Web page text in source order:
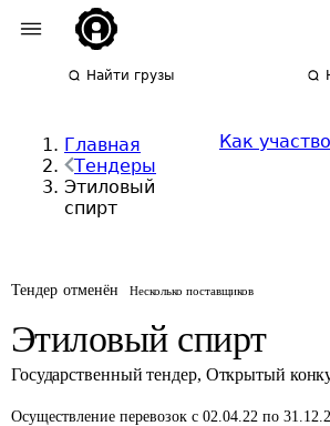
Найти грузы
Главная
Тендеры
Этиловый
спирт
Как
Тендер отменён Несколько поставщиков
Этиловый спирт
Государственный тендер, Открытый
Осуществление перевозок с 02.04.22 по